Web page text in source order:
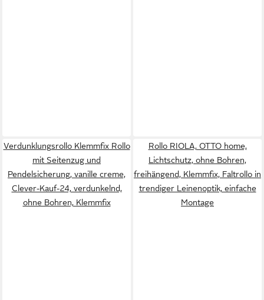
Verdunklungsrollo Klemmfix Rollo
mit Seitenzug und
Pendelsicherung, vanille creme,
Clever-Kauf-24, verdunkelnd,
ohne Bohren, Klemmfix
Rollo RIOLA, OTTO home,
Lichtschutz, ohne Bohren,
freihängend, Klemmfix, Faltrollo in
trendiger Leinenoptik, einfache
Montage